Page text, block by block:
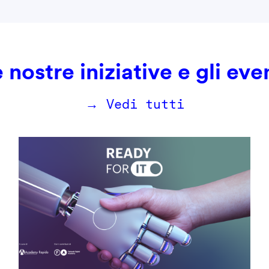
nostre iniziative e gli
→ Vedi tutti